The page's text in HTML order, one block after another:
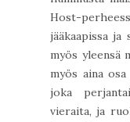
Host-
jääkaapissa
myös yleensä
myös aina
joka
vieraita, ja